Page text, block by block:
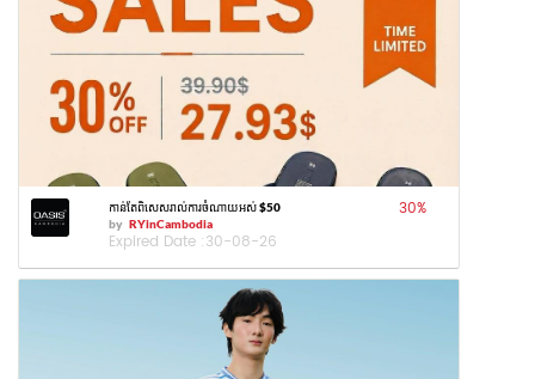
កាន់តែពិសេសរាល់ការចំណាយអស់ $50
by RYinCambodia
Expired Date :30-08-26
30%